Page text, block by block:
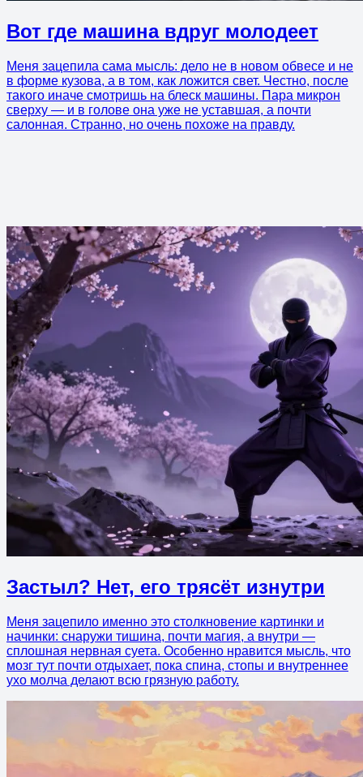
Вот где машина вдруг молодеет
Меня зацепила сама мысль: дело не в новом обвесе и не
в форме кузова, а в том, как ложится свет. Честно, после
такого иначе смотришь на блеск машины. Пара микрон
сверху — и в голове она уже не уставшая, а почти
салонная. Странно, но очень похоже на правду.
Застыл? Нет, его трясёт изнутри
Меня зацепило именно это столкновение картинки и
начинки: снаружи тишина, почти магия, а внутри —
сплошная нервная суета. Особенно нравится мысль, что
мозг тут почти отдыхает, пока спина, стопы и внутреннее
ухо молча делают всю грязную работу.